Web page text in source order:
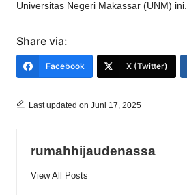
Universitas Negeri Makassar (UNM) ini.
Share via:
Facebook X (Twitter)
Last updated on Juni 17, 2025
rumahhijaudenassa
View All Posts